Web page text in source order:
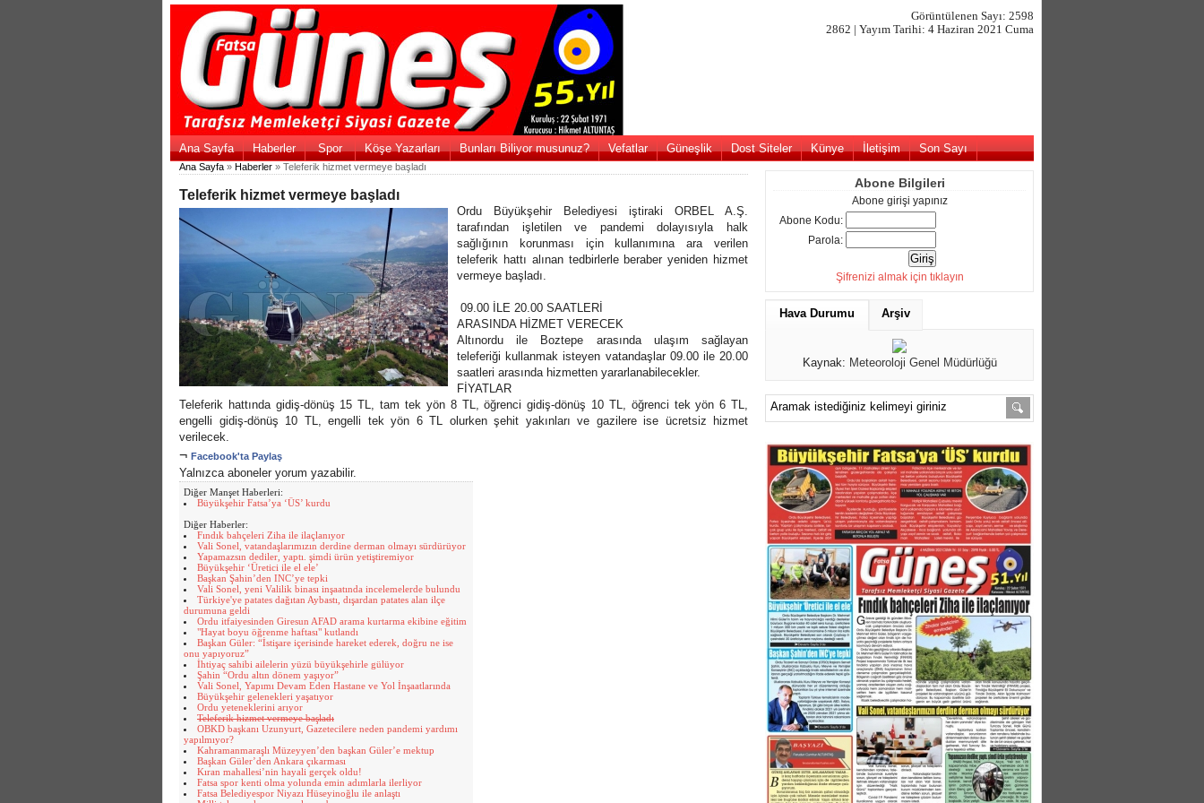
Görüntülenen Sayı: 2598
2862 | Yayım Tarihi: 4 Haziran 2021 Cuma
Ana Sayfa Haberler Spor Köşe Yazarları Bunları Biliyor musunuz? Vefatlar Güneşlik Dost Siteler Künye İletişim Son Sayı
Ana Sayfa » Haberler » Teleferik hizmet vermeye başladı
Teleferik hizmet vermeye başladı
Ordu Büyükşehir Belediyesi iştiraki ORBEL A.Ş.
tarafından işletilen ve pandemi dolayısıyla halk
sağlığının korunması için kullanımına ara verilen
teleferik hattı alınan tedbirlerle beraber yeniden hizmet
vermeye başladı.
09.00 İLE 20.00 SAATLERİ
ARASINDA HİZMET VERECEK
Altınordu ile Boztepe arasında ulaşım sağlayan
teleferiği kullanmak isteyen vatandaşlar 09.00 ile 20.00
saatleri arasında hizmetten yararlanabilecekler.
FİYATLAR
Teleferik hattında gidiş-dönüş 15 TL, tam tek yön 8 TL, öğrenci gidiş-dönüş 10 TL, öğrenci tek yön 6 TL,
engelli gidiş-dönüş 10 TL, engelli tek yön 6 TL olurken şehit yakınları ve gazilere ise ücretsiz hizmet
verilecek.
¬ Facebook'ta Paylaş
Yalnızca aboneler yorum yazabilir.
Diğer Manşet Haberleri:
Büyükşehir Fatsa’ya ‘ÜS’ kurdu
Diğer Haberler:
Fındık bahçeleri Ziha ile ilaçlanıyor
Vali Sonel, vatandaşlarımızın derdine derman olmayı sürdürüyor
Yapamazsın dediler, yaptı. şimdi ürün yetiştiremiyor
Büyükşehir ‘Üretici ile el ele’
Başkan Şahin’den INC’ye tepki
Vali Sonel, yeni Valilik binası inşaatında incelemelerde bulundu
Türkiye'ye patates dağıtan Aybastı, dışardan patates alan ilçe
durumuna geldi
Ordu itfaiyesinden Giresun AFAD arama kurtarma ekibine eğitim
"Hayat boyu öğrenme haftası" kutlandı
Başkan Güler: “İstişare içerisinde hareket ederek, doğru ne ise
onu yapıyoruz”
İhtiyaç sahibi ailelerin yüzü büyükşehirle gülüyor
Şahin “Ordu altın dönem yaşıyor”
Vali Sonel, Yapımı Devam Eden Hastane ve Yol İnşaatlarında
Büyükşehir gelenekleri yaşatıyor
Ordu yeteneklerini arıyor
Teleferik hizmet vermeye başladı
OBKD başkanı Uzunyurt, Gazetecilere neden pandemi yardımı
yapılmıyor?
Kahramanmaraşlı Müzeyyen’den başkan Güler’e mektup
Başkan Güler’den Ankara çıkarması
Kıran mahallesi’nin hayali gerçek oldu!
Fatsa spor kenti olma yolunda emin adımlarla ilerliyor
Fatsa Belediyespor Niyazı Hüseyinoğlu ile anlaştı
Abone Bilgileri
Abone girişi yapınız
Abone Kodu:
Parola:
Şifrenizi almak için tıklayın
Hava Durumu Arşiv
Kaynak: Meteoroloji Genel Müdürlüğü